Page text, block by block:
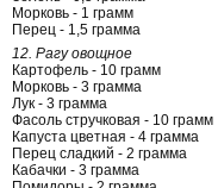
Морковь - 1 грамм
Перец - 1,5 грамма
12. Рагу овощное
Картофель - 10 грамм
Морковь - 3 грамма
Лук - 3 грамма
Фасоль стручковая - 10 грамм
Капуста цветная - 4 грамма
Перец сладкий - 2 грамма
Кабачки - 3 грамма